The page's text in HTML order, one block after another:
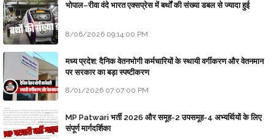
भोपाल–रीवा वंदे भारत एक्सप्रेस में बर्थों की संख्या डबल से ज्यादा हुई
8/06/2026 09:14:00 PM
मध्य प्रदेश: दैनिक वेतनभोगी कर्मचारियों के स्थायी वर्गीकरण और वेतनमान
पर सरकार का बड़ा स्पष्टीकरण
8/01/2026 07:07:00 PM
MP Patwari भर्ती 2026 और समूह-2 उपसमूह-4 अभ्यर्थियों के लिए
संपूर्ण मार्गदर्शिका